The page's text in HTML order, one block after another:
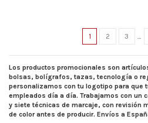
1 2 3 …
Los productos promocionales son
bolsas, bolígrafos, tazas, tecnología o
personalizamos con tu logotipo para que
empleados día a día. Trabajamos con un
y siete técnicas de marcaje, con revisión
de color antes de producir. Envíos a